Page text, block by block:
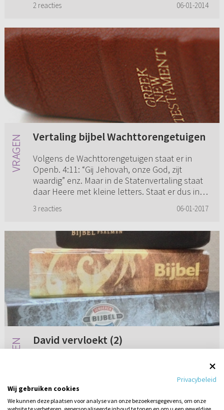
(Ja...
2 reacties 06-01-2014
Vertaling bijbel Wachttorengetuigen
Volgens de Wachttorengetuigen staat er in
Openb. 4:11: “Gij Jehovah, onze God, zijt
waardig” enz. Maar in de Statenvertaling staat
daar Heere met kleine letters. Staat er dus in
3 reacties 06-01-2017
David vervloekt (2)
willen weten wat hij in dit kader vindt van 1
Koningen 2:9.
Privacybeleid
Wij gebruiken cookies
We kunnen deze plaatsen voor analyse van onze bezoekersgegevens, om onze